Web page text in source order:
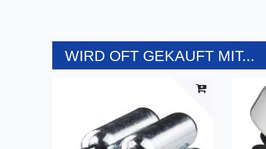
WIRD OFT GEKAUFT MIT...